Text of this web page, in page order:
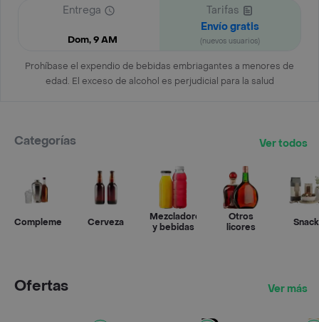
Entrega
Dom, 9 AM
Tarifas
Envío gratis
(nuevos usuarios)
Prohíbase el expendio de bebidas embriagantes a menores de
edad. El exceso de alcohol es perjudicial para la salud
Categorías Ver todos
Complementos Cerveza
Mezcladores
y bebidas
Otros
licores
Ofertas Ver más